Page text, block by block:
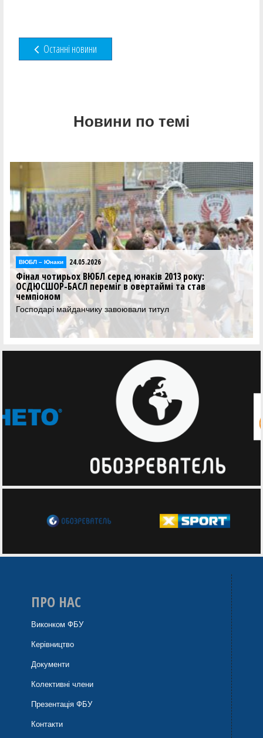
Останні новини
Новини по темі
ВЮБЛ – Юнаки 24.05.2026
Фінал чотирьох ВЮБЛ серед юнаків 2013 року:
ОСДЮСШОР-БАСЛ переміг в овертаймі та став
чемпіоном
Господарі майданчику завоювали титул
ПРО НАС
Виконком ФБУ
Керівництво
Документи
Колективні члени
Презентація ФБУ
Контакти